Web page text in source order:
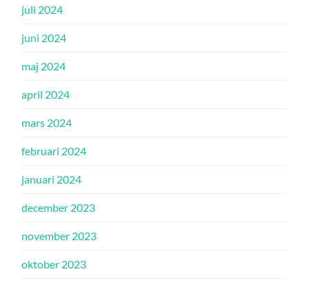
juli 2024
juni 2024
maj 2024
april 2024
mars 2024
februari 2024
januari 2024
december 2023
november 2023
oktober 2023